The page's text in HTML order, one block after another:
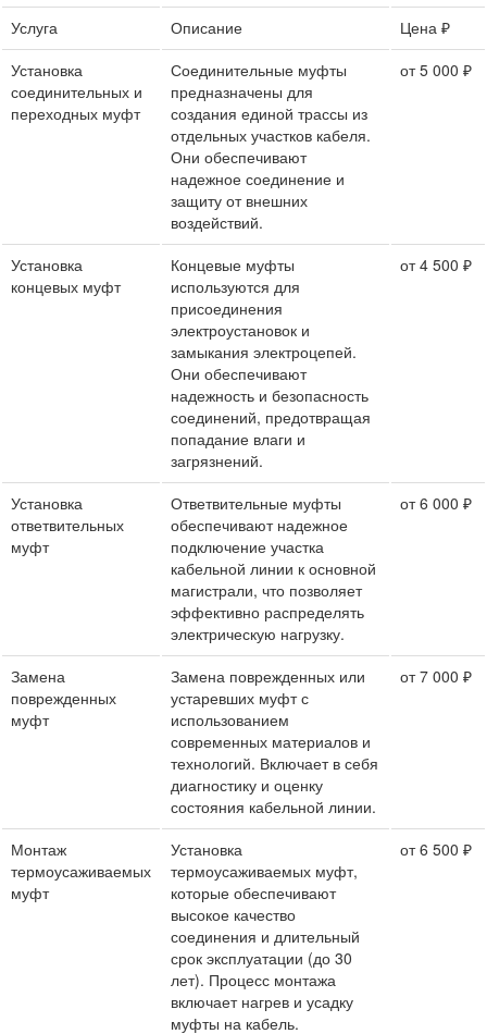
Услуга Описание
Цена ₽
Установка
соединительных и
переходных муфт
Соединительные муфты
предназначены для
создания единой трассы из
отдельных участков кабеля.
Они обеспечивают
надежное соединение и
защиту от внешних
воздействий.
от 5 000 ₽
Установка
концевых муфт
Концевые муфты
используются для
присоединения
электроустановок и
замыкания электроцепей.
Они обеспечивают
надежность и безопасность
соединений, предотвращая
попадание влаги и
загрязнений.
от 4 500 ₽
Установка
ответвительных
муфт
Ответвительные муфты
обеспечивают надежное
подключение участка
кабельной линии к основной
магистрали, что позволяет
эффективно распределять
электрическую нагрузку.
от 6 000 ₽
Замена
поврежденных
муфт
Замена поврежденных или
устаревших муфт с
использованием
современных материалов и
технологий. Включает в себя
диагностику и оценку
состояния кабельной линии.
от 7 000 ₽
Монтаж
термоусаживаемых
муфт
Установка
термоусаживаемых муфт,
которые обеспечивают
высокое качество
соединения и длительный
срок эксплуатации (до 30
лет). Процесс монтажа
включает нагрев и усадку
муфты на кабель.
от 6 500 ₽